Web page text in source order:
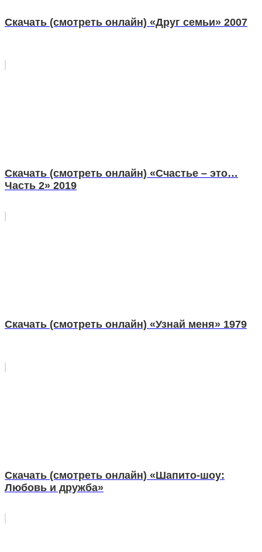
Скачать (смотреть онлайн) «Друг семьи» 2007
Скачать (смотреть онлайн) «Счастье – это…
Часть 2» 2019
Скачать (смотреть онлайн) «Узнай меня» 1979
Скачать (смотреть онлайн) «Шапито-шоу:
Любовь и дружба»